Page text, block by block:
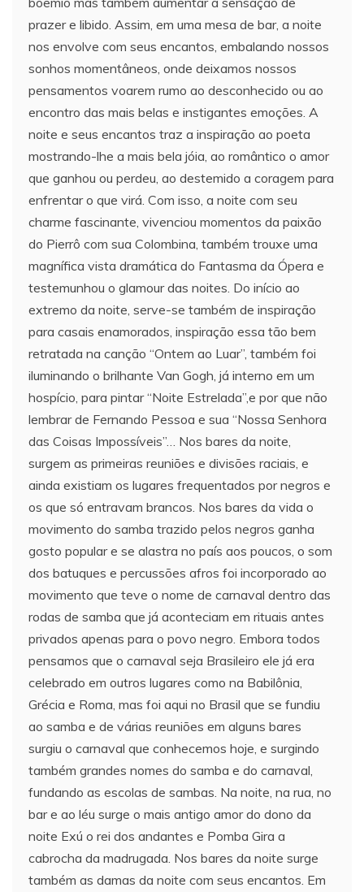
prazer e libido. Assim, em uma mesa de bar, a noite
nos envolve com seus encantos, embalando nossos
sonhos momentâneos, onde deixamos nossos
pensamentos voarem rumo ao desconhecido ou ao
encontro das mais belas e instigantes emoções. A
noite e seus encantos traz a inspiração ao poeta
mostrando-lhe a mais bela jóia, ao romântico o amor
que ganhou ou perdeu, ao destemido a coragem para
enfrentar o que virá. Com isso, a noite com seu
charme fascinante, vivenciou momentos da paixão
do Pierrô com sua Colombina, também trouxe uma
magnífica vista dramática do Fantasma da Ópera e
testemunhou o glamour das noites. Do início ao
extremo da noite, serve-se também de inspiração
para casais enamorados, inspiração essa tão bem
retratada na canção “Ontem ao Luar”, também foi
iluminando o brilhante Van Gogh, já interno em um
hospício, para pintar “Noite Estrelada”,e por que não
lembrar de Fernando Pessoa e sua “Nossa Senhora
das Coisas Impossíveis”… Nos bares da noite,
surgem as primeiras reuniões e divisões raciais, e
ainda existiam os lugares frequentados por negros e
os que só entravam brancos. Nos bares da vida o
movimento do samba trazido pelos negros ganha
gosto popular e se alastra no país aos poucos, o som
dos batuques e percussões afros foi incorporado ao
movimento que teve o nome de carnaval dentro das
rodas de samba que já aconteciam em rituais antes
privados apenas para o povo negro. Embora todos
pensamos que o carnaval seja Brasileiro ele já era
celebrado em outros lugares como na Babilônia,
Grécia e Roma, mas foi aqui no Brasil que se fundiu
ao samba e de várias reuniões em alguns bares
surgiu o carnaval que conhecemos hoje, e surgindo
também grandes nomes do samba e do carnaval,
fundando as escolas de sambas. Na noite, na rua, no
bar e ao léu surge o mais antigo amor do dono da
noite Exú o rei dos andantes e Pomba Gira a
cabrocha da madrugada. Nos bares da noite surge
também as damas da noite com seus encantos. Em